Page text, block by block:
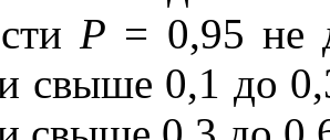
Р = 0,95 не
свыше 0,1 до